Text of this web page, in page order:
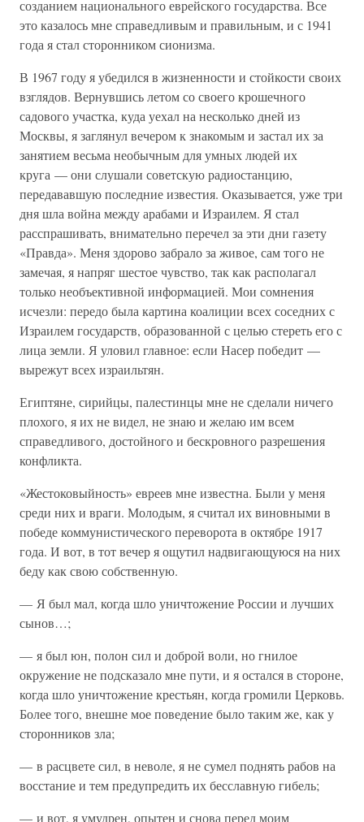
созданием национального еврейского государства. Все
это казалось мне справедливым и правильным, и с 1941
года я стал сторонником сионизма.
В 1967 году я убедился в жизненности и стойкости своих
взглядов. Вернувшись летом со своего крошечного
садового участка, куда уехал на несколько дней из
Москвы, я заглянул вечером к знакомым и застал их за
занятием весьма необычным для умных людей их
круга — они слушали советскую радиостанцию,
передававшую последние известия. Оказывается, уже три
дня шла война между арабами и Израилем. Я стал
расспрашивать, внимательно перечел за эти дни газету
«Правда». Меня здорово забрало за живое, сам того не
замечая, я напряг шестое чувство, так как располагал
только необъективной информацией. Мои сомнения
исчезли: передо была картина коалиции всех соседних с
Израилем государств, образованной с целью стереть его с
лица земли. Я уловил главное: если Насер победит —
вырежут всех израильтян.
Египтяне, сирийцы, палестинцы мне не сделали ничего
плохого, я их не видел, не знаю и желаю им всем
справедливого, достойного и бескровного разрешения
конфликта.
«Жестоковыйность» евреев мне известна. Были у меня
среди них и враги. Молодым, я считал их виновными в
победе коммунистического переворота в октябре 1917
года. И вот, в тот вечер я ощутил надвигающуюся на них
беду как свою собственную.
— Я был мал, когда шло уничтожение России и лучших
сынов…;
— я был юн, полон сил и доброй воли, но гнилое
окружение не подсказало мне пути, и я остался в стороне,
когда шло уничтожение крестьян, когда громили Церковь.
Более того, внешне мое поведение было таким же, как у
сторонников зла;
— в расцвете сил, в неволе, я не сумел поднять рабов на
восстание и тем предупредить их бесславную гибель;
— и вот, я умудрен, опытен и снова перед моим